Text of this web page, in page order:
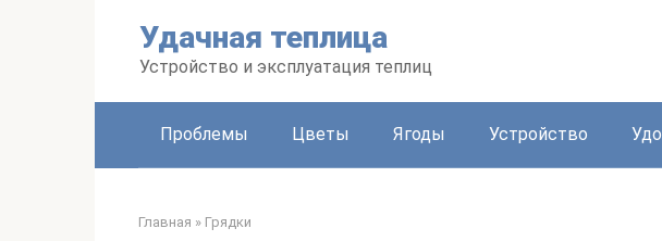
Удачная теплица
Устройство и эксплуатация теплиц
Проблемы Цветы Ягоды Устройство
Главная » Грядки